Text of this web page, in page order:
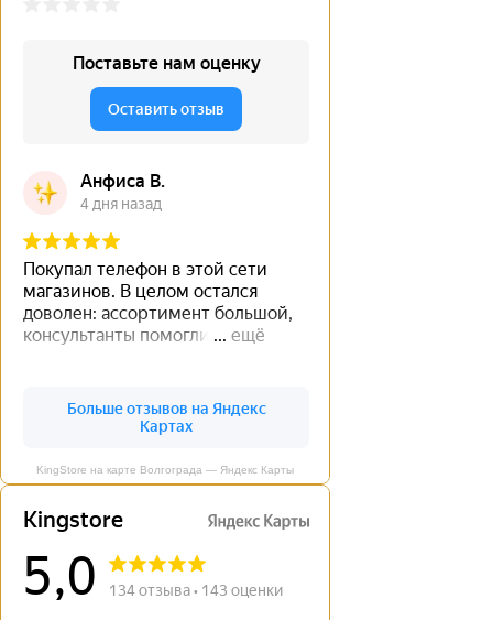
KingStore на карте Волгограда — Яндекс Карты